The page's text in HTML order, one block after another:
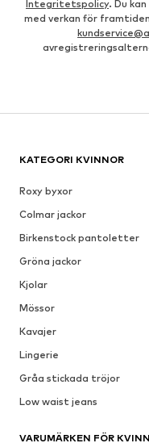
Integritetspolicy. Du
med verkan för
KATEGORI KVINNOR
Roxy byxor
Colmar jackor
Birkenstock pantoletter
Gröna jackor
Kjolar
Mössor
Kavajer
Lingerie
Gråa stickada tröjor
Low waist jeans
VARUMÄRKEN FÖR